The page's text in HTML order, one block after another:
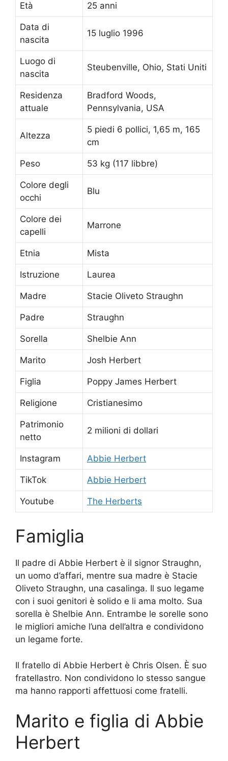
Età 25 anni
Data di
nascita
15 luglio 1996
Luogo di
nascita
Steubenville, Ohio, Stati Uniti
Residenza
attuale
Bradford Woods,
Pennsylvania, USA
Altezza
5 piedi 6 pollici, 1,65 m, 165
cm
Peso 53 kg (117 libbre)
Colore degli
occhi
Blu
Colore dei
capelli
Marrone
Etnia Mista
Istruzione Laurea
Madre Stacie Oliveto Straughn
Padre Straughn
Sorella Shelbie Ann
Marito Josh Herbert
Figlia Poppy James Herbert
Religione Cristianesimo
Patrimonio
netto
2 milioni di dollari
Instagram Abbie Herbert
TikTok Abbie Herbert
Youtube The Herberts
Famiglia
Il padre di Abbie Herbert è il signor Straughn,
un uomo d’affari, mentre sua madre è Stacie
Oliveto Straughn, una casalinga. Il suo legame
con i suoi genitori è solido e li ama molto. Sua
sorella è Shelbie Ann. Entrambe le sorelle sono
le migliori amiche l’una dell’altra e condividono
un legame forte.
Il fratello di Abbie Herbert è Chris Olsen. È suo
fratellastro. Non condividono lo stesso sangue
ma hanno rapporti affettuosi come fratelli.
Marito e figlia di Abbie
Herbert